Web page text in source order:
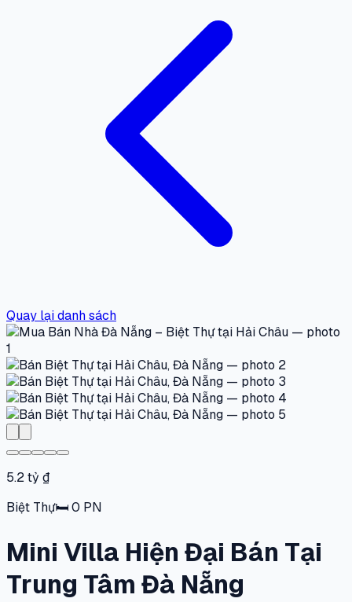
Quay lại danh sách
5.2 tỷ ₫
Biệt Thự🛏0 PN
Mini Villa Hiện Đại Bán Tại
Trung Tâm Đà Nẵng